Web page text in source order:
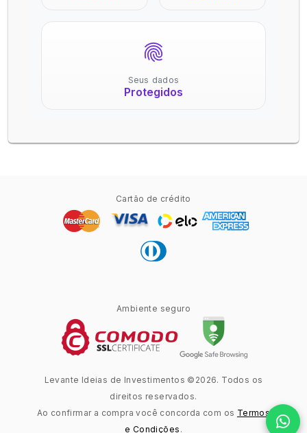
Seus dados
Protegidos
Cartão de crédito
Ambiente seguro
Levante Ideias de Investimentos ©2026. Todos os
direitos reservados.
Ao confirmar a compra você concorda com os Termos
e Condições .